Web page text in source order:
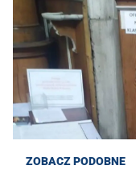
ZOBACZ PODOBNE